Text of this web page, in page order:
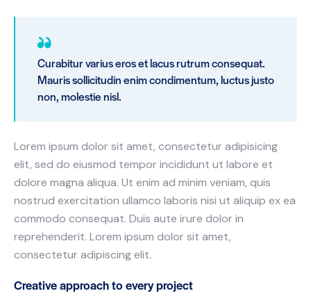
Curabitur varius eros et lacus rutrum consequat.
Mauris sollicitudin enim condimentum, luctus justo
non, molestie nisl.
Lorem ipsum dolor sit amet, consectetur adipisicing
elit, sed do eiusmod tempor incididunt ut labore et
dolore magna aliqua. Ut enim ad minim veniam, quis
nostrud exercitation ullamco laboris nisi ut aliquip ex ea
commodo consequat. Duis aute irure dolor in
reprehenderit. Lorem ipsum dolor sit amet,
consectetur adipiscing elit.
Creative approach to every project